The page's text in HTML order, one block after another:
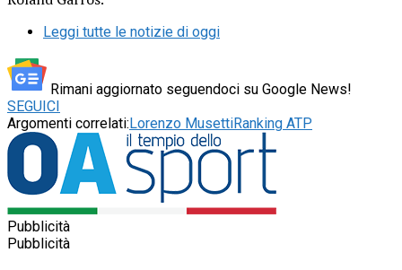
Leggi tutte le notizie di oggi
Rimani aggiornato seguendoci su Google News!
SEGUICI
Argomenti correlati:Lorenzo MusettiRanking ATP
Pubblicità
Pubblicità